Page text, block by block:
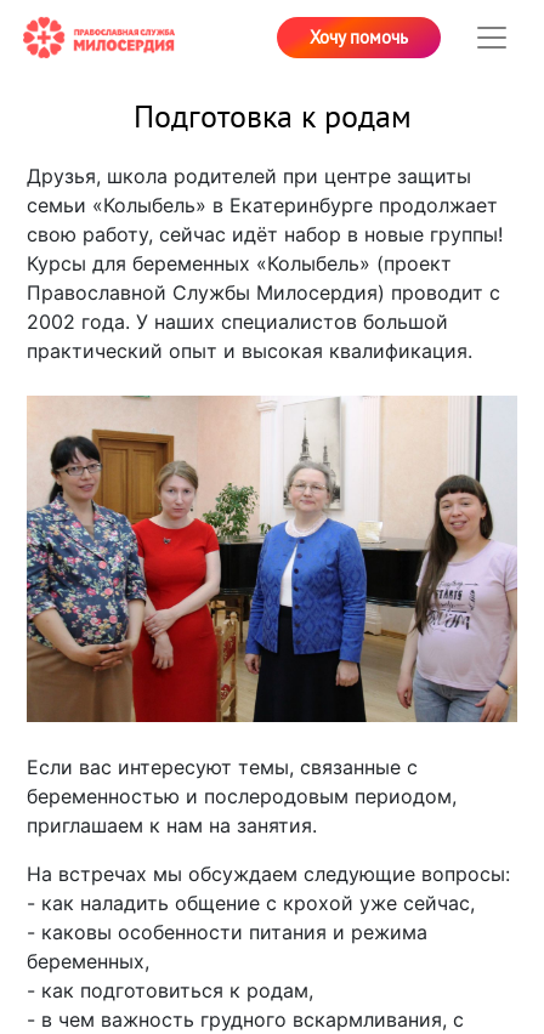
Хочу помочь
Подготовка к родам
Друзья, школа родителей при центре защиты
семьи «Колыбель» в Екатеринбурге продолжает
свою работу, сейчас идёт набор в новые группы!
Курсы для беременных «Колыбель» (проект
Православной Службы Милосердия) проводит с
2002 года. У наших специалистов большой
практический опыт и высокая квалификация.
Если вас интересуют темы, связанные с
беременностью и послеродовым периодом,
приглашаем к нам на занятия.
На встречах мы обсуждаем следующие вопросы:
- как наладить общение с крохой уже сейчас,
- каковы особенности питания и режима
беременных,
- как подготовиться к родам,
- в чем важность грудного вскармливания, с